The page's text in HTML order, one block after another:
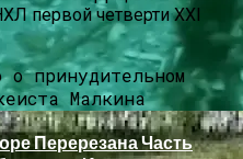
Поликарбонат В
Перерезана Часть
первой четверти XXI